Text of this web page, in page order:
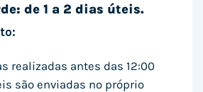
de 1 a 2 dias úteis.
realizadas antes das 12:00
são enviadas no próprio